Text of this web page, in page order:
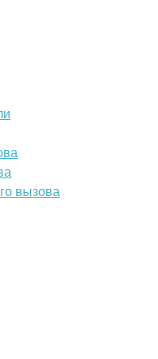
вызова